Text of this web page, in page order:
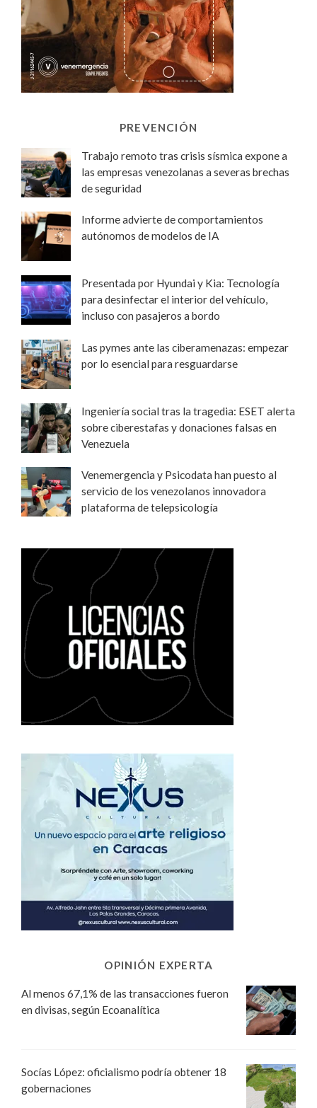
PREVENCIÓN
Trabajo remoto tras crisis sísmica expone a
las empresas venezolanas a severas brechas
de seguridad
Informe advierte de comportamientos
autónomos de modelos de IA
Presentada por Hyundai y Kia: Tecnología
para desinfectar el interior del vehículo,
incluso con pasajeros a bordo
Las pymes ante las ciberamenazas: empezar
por lo esencial para resguardarse
Ingeniería social tras la tragedia: ESET alerta
sobre ciberestafas y donaciones falsas en
Venezuela
Venemergencia y Psicodata han puesto al
servicio de los venezolanos innovadora
plataforma de telepsicología
OPINIÓN EXPERTA
Al menos 67,1% de las transacciones fueron
en divisas, según Ecoanalítica
Socías López: oficialismo podría obtener 18
gobernaciones